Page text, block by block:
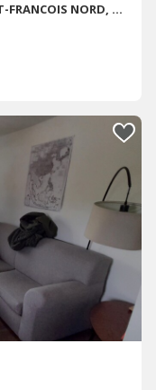
COMPLEXE DU PARC II - 4.5 - 110 RUE ST-FRANCOIS NORD, SHERBROOKE